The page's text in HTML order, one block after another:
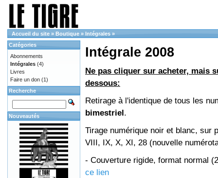
Accueil du site » Boutique » Intégrales »
Intégrale 2008
Ne pas cliquer sur acheter, mais
dessous:
Retirage à l'identique de tous les
bimestriel.
Tirage numérique noir et blanc, sur
VIII, IX, X, XI, 28 (nouvelle
- Couverture rigide, format normal
ce lien
Catégories
Abonnements
Intégrales (4)
Livres
Faire un don (1)
Recherche
Nouveautés